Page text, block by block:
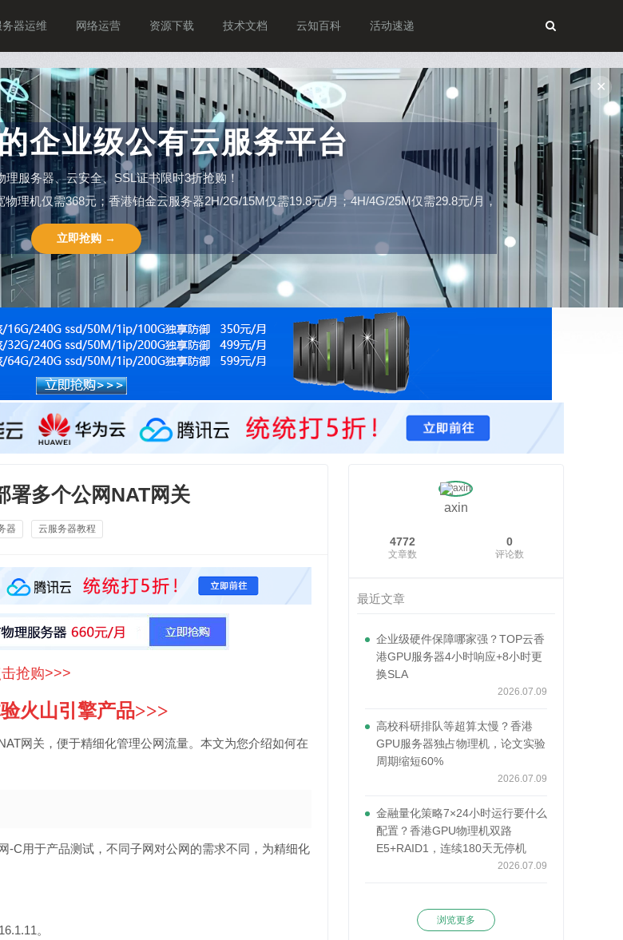
企业级公有云服务平台
理服务器、云安全、SSL证书限时3折抢购！
理机仅需368元；香港铂金云服务器2H/2G/15M仅需19.8元/月；4H/4G/25M仅需29.8元/月，
立即抢购 →
✕
务器运维 网络运营 资源下载 技术文档 云知百科 活动速递
署多个公网NAT网关
器 云服务器教程
抢购>>>
火山引擎产品>>>
网关，便于精细化管理公网流量。本文为您介绍如何在
-C用于产品测试，不同子网对公网的需求不同，为精细化
。
axin
4772
文章数
0
评论数
最近文章
企业级硬件保障哪家强？TOP云香
港GPU服务器4小时响应+8小时更
换SLA
2026.07.09
高校科研排队等超算太慢？香港
GPU服务器独占物理机，论文实验
周期缩短60%
2026.07.09
金融量化策略7×24小时运行要什么
配置？香港GPU物理机双路
E5+RAID1，连续180天无停机
2026.07.09
浏览更多